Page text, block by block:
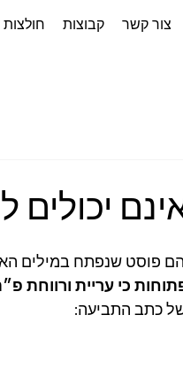
צור קשר קבוצות
יכולים
כי עריית ורווחת
כתב התביעה: